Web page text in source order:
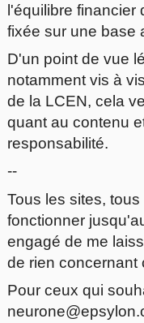
l'équilibre financier
fixée sur une base
D'un point de vue
notamment vis à
de la LCEN, cela
quant au contenu
responsabilité.
--
Tous les sites,
fonctionner
engagé de me
de rien
Pour ceux qui